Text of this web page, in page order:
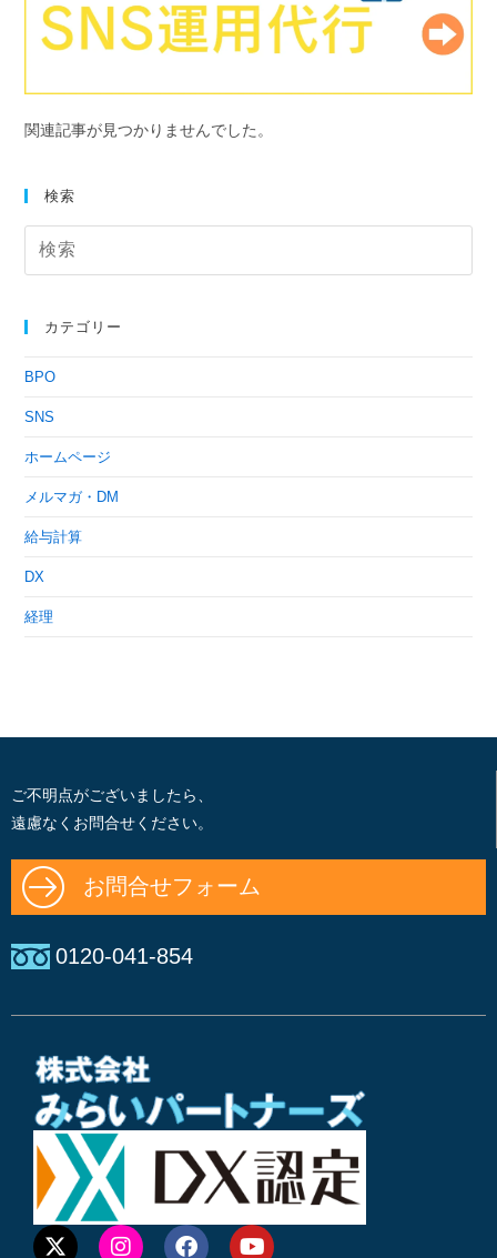
関連記事が見つかりませんでした。
検索
カテゴリー
BPO
SNS
ホームページ
メルマガ・DM
給与計算
DX
経理
ご不明点がございましたら、
遠慮なくお問合せください。
お問合せフォーム
0120-041-854